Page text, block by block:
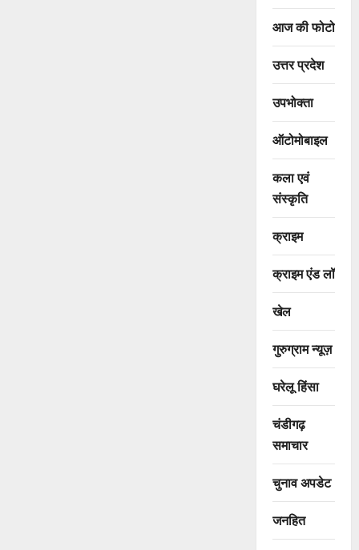
आज की फोटो
उत्तर प्रदेश
उपभोक्ता
ऑटोमोबाइल
कला एवं
संस्कृति
क्राइम
क्राइम एंड लॉ
खेल
गुरुग्राम न्यूज़
घरेलू हिंसा
चंडीगढ़
समाचार
चुनाव अपडेट
जनहित